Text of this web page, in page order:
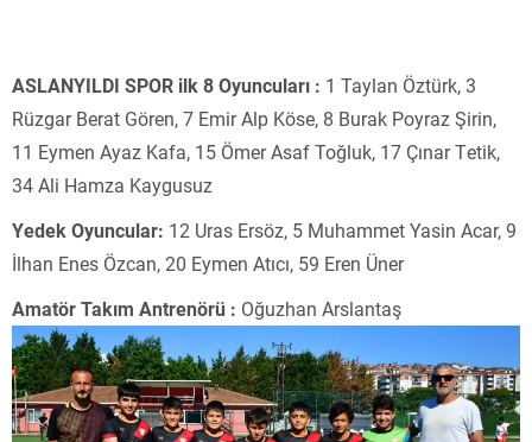
ASLANYILDI SPOR ilk 8 Oyuncuları : 1 Taylan Öztürk, 3
Rüzgar Berat Gören, 7 Emir Alp Köse, 8 Burak Poyraz Şirin,
11 Eymen Ayaz Kafa, 15 Ömer Asaf Toğluk, 17 Çınar Tetik,
34 Ali Hamza Kaygusuz
Yedek Oyuncular: 12 Uras Ersöz, 5 Muhammet Yasin Acar, 9
İlhan Enes Özcan, 20 Eymen Atıcı, 59 Eren Üner
Amatör Takım Antrenörü : Oğuzhan Arslantaş